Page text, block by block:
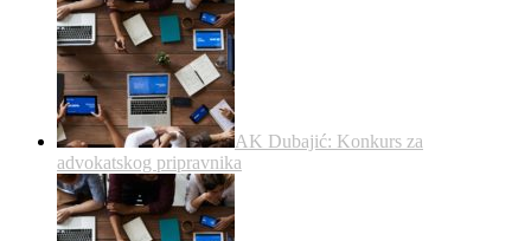
AK Dubajić: Konkurs za
advokatskog pripravnika